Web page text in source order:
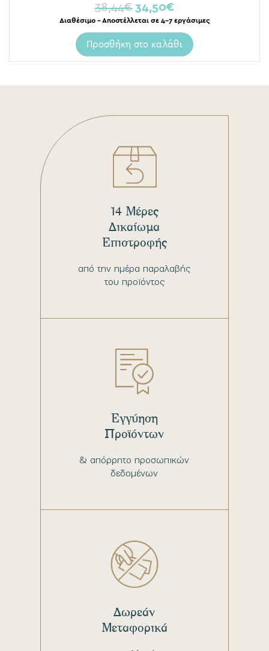
38,44€ 34,50€
Διαθέσιμο – Αποστέλλεται σε 4-7 εργάσιμες
Προσθήκη στο καλάθι
από την ημέρα παραλαβής
του προϊόντος
14 Μέρες
Δικαίωμα
Επιστροφής
& απόρρητο προσωπικών
δεδομένων
Εγγύηση
Προϊόντων
Δωρεάν
Μεταφορικά